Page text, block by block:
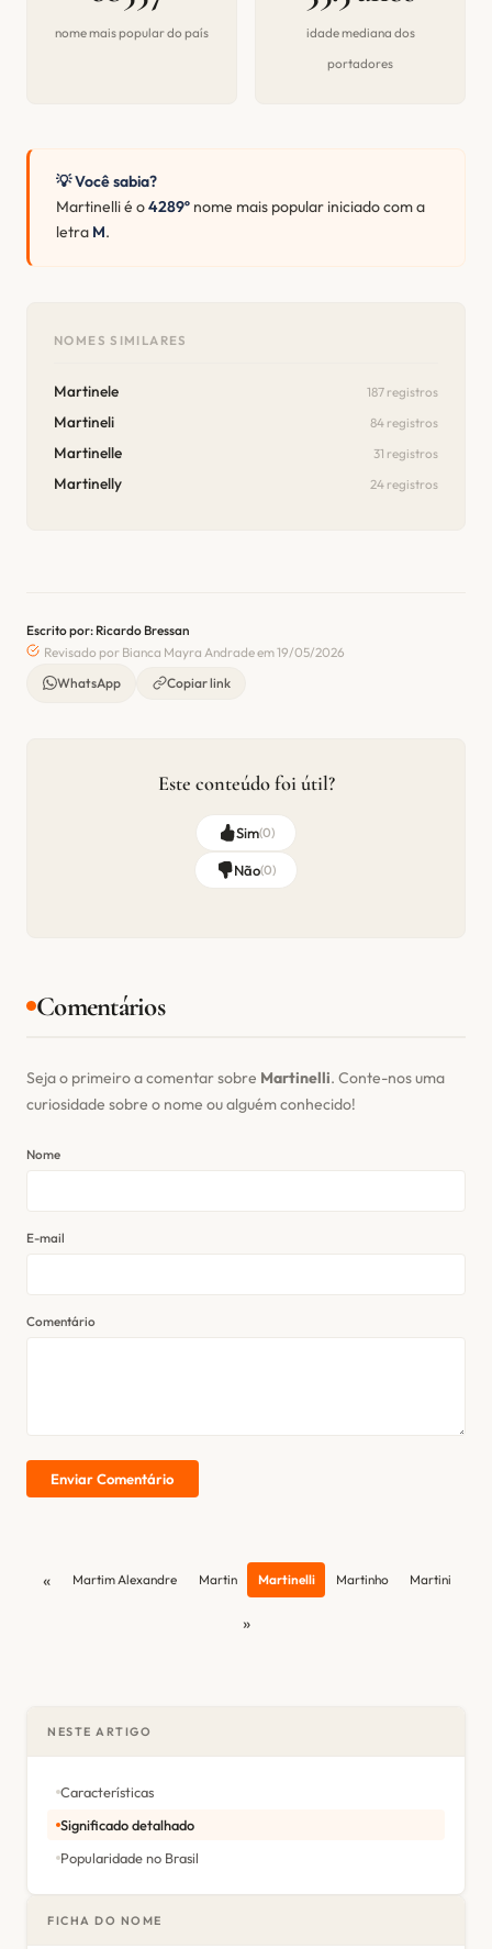
nome mais popular do país
idade mediana dos
portadores
💡 Você sabia?
Martinelli é o4289º nome mais popular iniciado com a
letra M.
NOMES SIMILARES
Martinele 187 registros
Martineli 84 registros
Martinelle 31 registros
Martinelly 24 registros
Escrito por: Ricardo Bressan
Revisado por Bianca Mayra Andrade em 19/05/2026
WhatsApp
Copiar link
Este conteúdo foi útil?
Sim(0)
Não(0)
Comentários
Seja o primeiro a comentar sobre Martinelli. Conte-nos uma
curiosidade sobre o nome ou alguém conhecido!
Nome
E-mail
Comentário
Enviar Comentário
« Martim Alexandre Martin Martinelli Martinho Martini
»
NESTE ARTIGO
Características
Significado detalhado
Popularidade no Brasil
FICHA DO NOME